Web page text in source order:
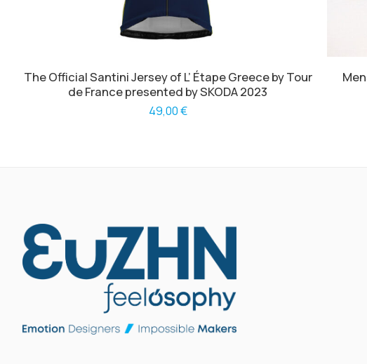
The Official Santini Jersey of L’ Étape Greece by Tour
de France presented by SKODA 2023
49,00€